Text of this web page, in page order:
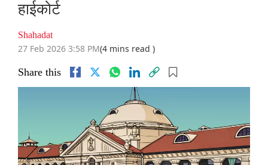
हाईकोर्ट
Shahadat
27 Feb 2026 3:58 PM(4 mins read )
Share this